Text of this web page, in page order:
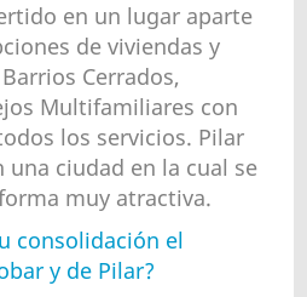
en un lugar aparte
de viviendas y
Cerrados,
Multifamiliares con
los servicios. Pilar
una ciudad en la cual se
muy atractiva.
consolidación el
y de Pilar?